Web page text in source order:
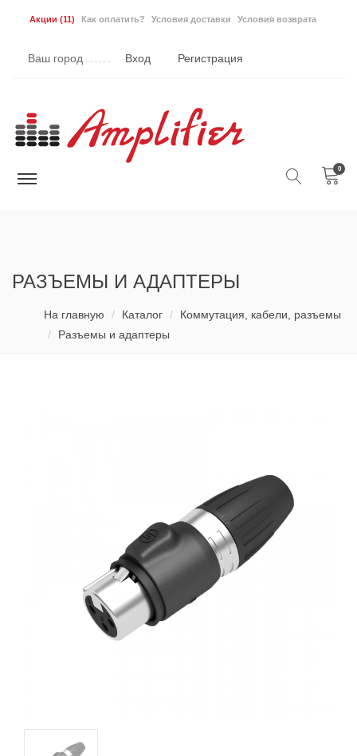
Акции (11) Как оплатить? Условия доставки Условия возврата
Ваш город Вход Регистрация
0
РАЗЪЕМЫ И АДАПТЕРЫ
На главную Каталог
Коммутация, кабели, разъемы
Разъемы и адаптеры